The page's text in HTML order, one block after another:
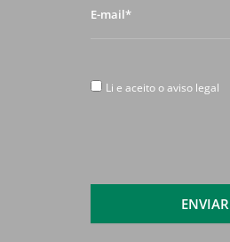
E-
Li Li e aceito o aviso legal
ENVIAR